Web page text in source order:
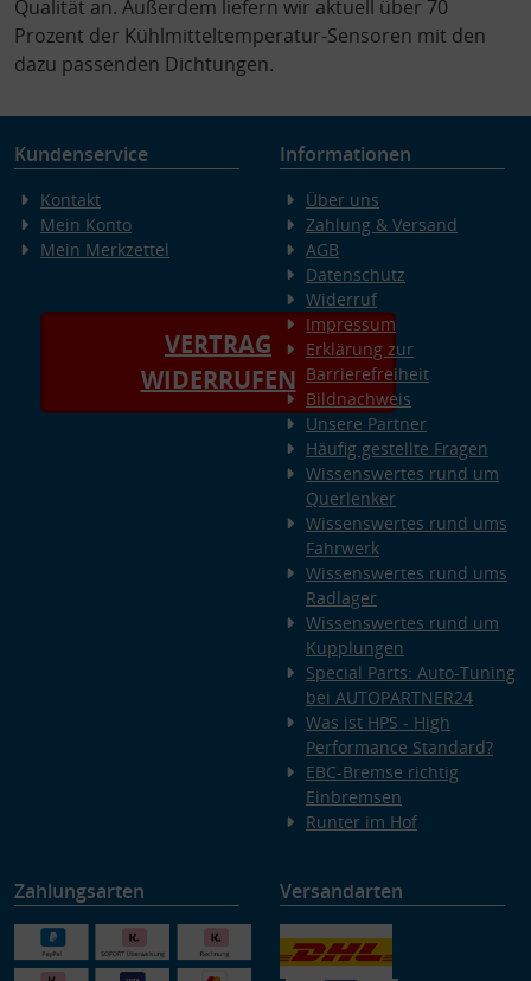
Qualität an. Außerdem liefern wir aktuell über 70
Prozent der Kühlmitteltemperatur-Sensoren mit den
dazu passenden Dichtungen.
Kundenservice
Kontakt
Mein Konto
Mein Merkzettel
VERTRAG
WIDERRUFEN
Informationen
Über uns
Zahlung & Versand
AGB
Datenschutz
Widerruf
Impressum
Erklärung zur
Barrierefreiheit
Bildnachweis
Unsere Partner
Häufig gestellte Fragen
Wissenswertes rund um
Querlenker
Wissenswertes rund ums
Fahrwerk
Wissenswertes rund ums
Radlager
Wissenswertes rund um
Kupplungen
Special Parts: Auto-Tuning
bei AUTOPARTNER24
Was ist HPS - High
Performance Standard?
EBC-Bremse richtig
Einbremsen
Runter im Hof
Zahlungsarten Versandarten